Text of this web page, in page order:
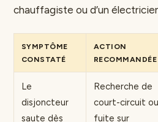
chauffagiste ou d’un
SYMPTÔME
CONSTATÉ
ACTION
RECOMMANDÉE
Le
disjoncteur
saute dès
Recherche de
court-circuit ou
fuite sur